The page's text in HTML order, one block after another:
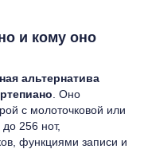
и кому оно
альтернатива
. Оно
с молоточковой или
256 нот,
функциями записи и